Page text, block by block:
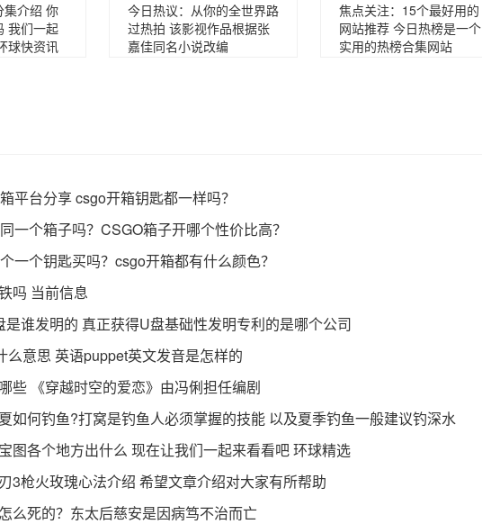
集介绍 你
我们一起
球快资讯
今日热议：从你的全世界路
过热拍 该影视作品根据张
嘉佳同名小说改编
焦点关注：15个最好用的
网站推荐 今日热榜是一个
实用的热榜合集网站
平台分享 csgo开箱钥匙都一样吗？
一个箱子吗？CSGO箱子开哪个性价比高？
一个钥匙买吗？csgo开箱都有什么颜色？
吗 当前信息
是谁发明的 真正获得U盘基础性发明专利的是哪个公司
么意思 英语puppet英文发音是怎样的
些 《穿越时空的爱恋》由冯俐担任编剧
如何钓鱼?打窝是钓鱼人必须掌握的技能 以及夏季钓鱼一般建议钓深水
图各个地方出什么 现在让我们一起来看看吧 环球精选
3枪火玫瑰心法介绍 希望文章介绍对大家有所帮助
么死的？东太后慈安是因病笃不治而亡